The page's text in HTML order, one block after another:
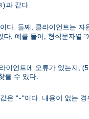
과 같다.
이다. 둘째, 클라이언트는 자
다. 예를 들어, 형식문자열 "
이언트에 오류가 있는지,
을 수 있다.
은 "-"이다. 내용이 없는 경